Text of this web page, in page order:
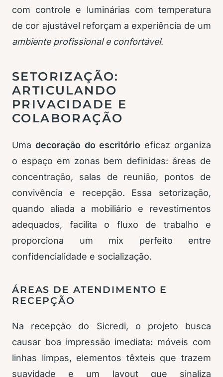
com controle e luminárias com temperatura
de cor ajustável reforçam a experiência de um
ambiente profissional e confortável.
SETORIZAÇÃO:
ARTICULANDO
PRIVACIDADE E
COLABORAÇÃO
Uma decoração do escritório eficaz organiza
o espaço em zonas bem definidas: áreas de
concentração, salas de reunião, pontos de
convivência e recepção. Essa setorização,
quando aliada a mobiliário e revestimentos
adequados, facilita o fluxo de trabalho e
proporciona um mix perfeito entre
confidencialidade e socialização.
ÁREAS DE ATENDIMENTO E
RECEPÇÃO
Na recepção do Sicredi, o projeto busca
causar boa impressão imediata: móveis com
linhas limpas, elementos têxteis que trazem
suavidade e um layout que sinaliza